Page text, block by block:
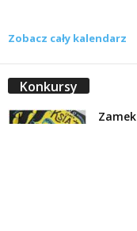
Zobacz cały kalendarz
Konkursy